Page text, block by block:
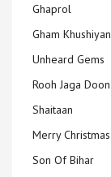
Ghaprol
Gham Khushiyan
Unheard Gems
Rooh Jaga Doon
Shaitaan
Merry Christmas
Son Of Bihar